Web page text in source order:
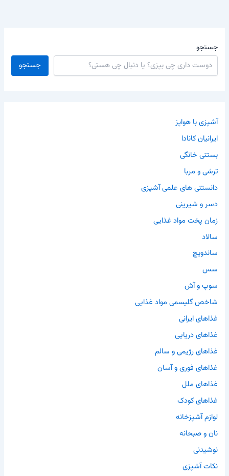
جستجو
جستجو
آشپزی با هواپز
ایرانیان کانادا
بستنی خانگی
ترشی و مربا
دانستنی های علمی آشپزی
دسر و شیرینی
زمان پخت مواد غذایی
سالاد
ساندویچ
سس
سوپ و آش
شاخص گلیسمی مواد غذایی
غذاهای ایرانی
غذاهای دریایی
غذاهای رژیمی و سالم
غذاهای فوری و آسان
غذاهای ملل
غذاهای کودک
لوازم آشپزخانه
نان و صبحانه
نوشیدنی
نکات آشپزی